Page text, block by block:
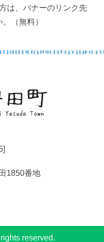
は、バナーのリンク先
（無料）
1850番地
reserved.